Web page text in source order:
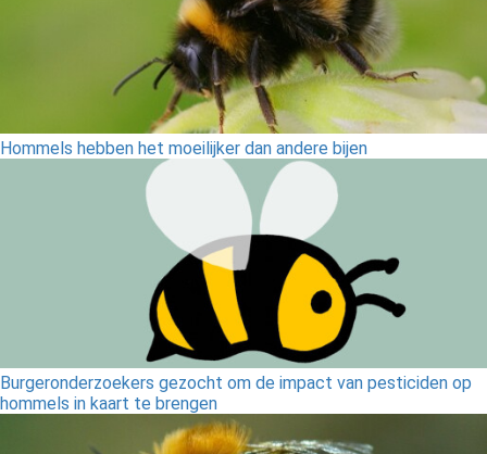
Hommels hebben het moeilijker dan andere bijen
Burgeronderzoekers gezocht om de impact van pesticiden op
hommels in kaart te brengen